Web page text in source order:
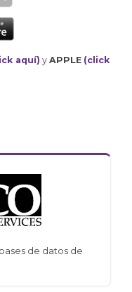
aquí) y APPLE (click
de datos de